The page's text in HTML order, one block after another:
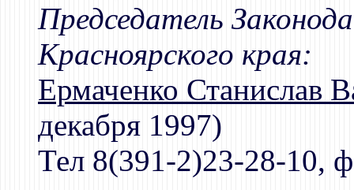
Председатель
Красноярского края:
Ермаченко Станислав
декабря 1997)
Тел 8(391-2)23-28-10,